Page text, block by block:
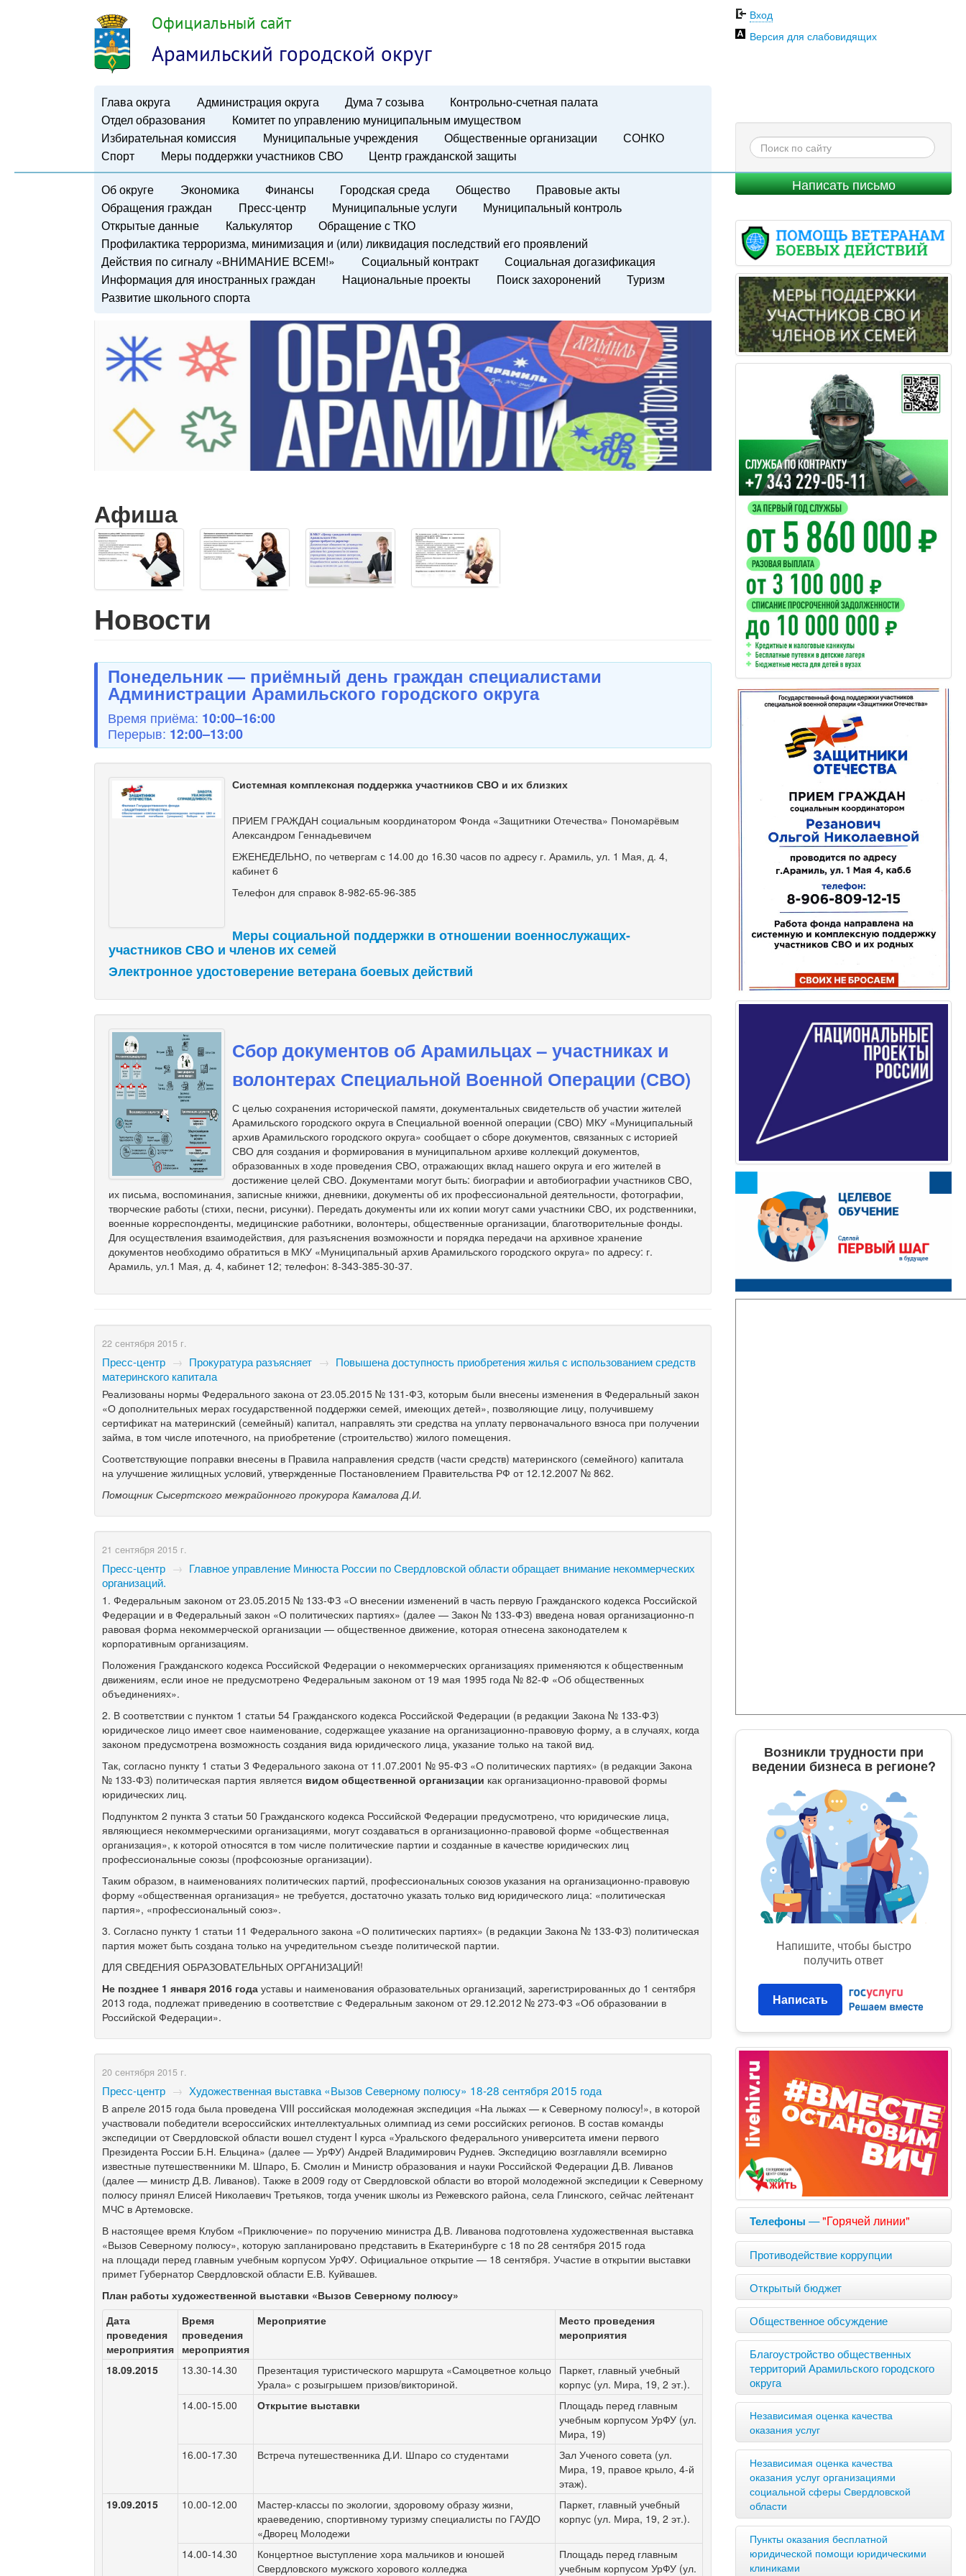
Официальный сайт
Арамильский городской округ
Глава округа Администрация округа Дума 7 созыва
Контрольно-счетная палата
Отдел образования
Комитет по управлению муниципальным имуществом
Избирательная комиссия
Муниципальные учреждения Общественные организации
СОНКО
Спорт
Меры поддержки участников СВО Центр гражданской защиты
Вход
Версия для слабовидящих
Написать письмо
Об округе Экономика Финансы Городская среда Общество
Правовые акты
Обращения граждан
Пресс-центр Муниципальные услуги
Муниципальный контроль
Открытые данные
Калькулятор
Обращение с ТКО
Профилактика терроризма, минимизация и (или) ликвидация последствий его проявлений
Действия по сигналу «ВНИМАНИЕ ВСЕМ!»
Социальный контракт
Социальная догазификация
Информация для иностранных граждан
Национальные проекты Поиск захоронений
Туризм
Развитие школьного спорта
Афиша
Новости
Понедельник — приёмный день граждан специалистами
Администрации Арамильского городского округа
Время приёма: 10:00–16:00
Перерыв: 12:00–13:00
Системная комплексная поддержка участников СВО и их близких
ПРИЕМ ГРАЖДАН социальным координатором Фонда «Защитники Отечества» Пономарёвым
Александром Геннадьевичем
ЕЖЕНЕДЕЛЬНО, по четвергам с 14.00 до 16.30 часов по адресу г. Арамиль, ул. 1 Мая, д. 4,
кабинет 6
Телефон для справок 8-982-65-96-385
Меры социальной поддержки в отношении военнослужащих-
участников СВО и членов их семей
Электронное удостоверение ветерана боевых действий
Сбор документов об Арамильцах – участниках и
волонтерах Специальной Военной Операции (СВО)
С целью сохранения исторической памяти, документальных свидетельств об участии жителей
Арамильского городского округа в Специальной военной операции (СВО) МКУ «Муниципальный
архив Арамильского городского округа» сообщает о сборе документов, связанных с историей
СВО для создания и формирования в муниципальном архиве коллекций документов,
образованных в ходе проведения СВО, отражающих вклад нашего округа и его жителей в
достижение целей СВО. Документами могут быть: биографии и автобиографии участников СВО,
их письма, воспоминания, записные книжки, дневники, документы об их профессиональной деятельности, фотографии,
творческие работы (стихи, песни, рисунки). Передать документы или их копии могут сами участники СВО, их родственники,
военные корреспонденты, медицинские работники, волонтеры, общественные организации, благотворительные фонды.
Для осуществления взаимодействия, для разъяснения возможности и порядка передачи на архивное хранение
документов необходимо обратиться в МКУ «Муниципальный архив Арамильского городского округа» по адресу: г.
Арамиль, ул.1 Мая, д. 4, кабинет 12; телефон: 8-343-385-30-37.
22 сентября 2015 г.
Пресс-центр → Прокуратура разъясняет → Повышена доступность приобретения жилья с использованием средств
материнского капитала
Реализованы нормы Федерального закона от 23.05.2015 № 131-ФЗ, которым были внесены изменения в Федеральный закон
«О дополнительных мерах государственной поддержки семей, имеющих детей», позволяющие лицу, получившему
сертификат на материнский (семейный) капитал, направлять эти средства на уплату первоначального взноса при получении
займа, в том числе ипотечного, на приобретение (строительство) жилого помещения.
Соответствующие поправки внесены в Правила направления средств (части средств) материнского (семейного) капитала
на улучшение жилищных условий, утвержденные Постановлением Правительства РФ от 12.12.2007 № 862.
Помощник Сысертского межрайонного прокурора Камалова Д.И.
21 сентября 2015 г.
Пресс-центр → Главное управление Минюста России по Свердловской области обращает внимание некоммерческих
организаций.
1. Федеральным законом от 23.05.2015 № 133-ФЗ «О внесении изменений в часть первую Гражданского кодекса Российской
Федерации и в Федеральный закон «О политических партиях» (далее — Закон № 133-ФЗ) введена новая организационно-п
равовая форма некоммерческой организации — общественное движение, которая отнесена законодателем к
корпоративным организациям.
Положения Гражданского кодекса Российской Федерации о некоммерческих организациях применяются к общественным
движениям, если иное не предусмотрено Федеральным законом от 19 мая 1995 года №82-Ф «Об общественных
объединениях».
2. В соответствии с пунктом 1 статьи 54 Гражданского кодекса Российской Федерации (в редакции Закона № 133-ФЗ)
юридическое лицо имеет свое наименование, содержащее указание на организационно-правовую форму, а в случаях, когда
законом предусмотрена возможность создания вида юридического лица, указание только на такой вид.
Так, согласно пункту 1 статьи 3 Федерального закона от 11.07.2001 №95-ФЗ «О политических партиях» (в редакции Закона
№ 133-ФЗ) политическая партия является видом общественной организации как организационно-правовой формы
юридических лиц.
Подпунктом 2 пункта 3 статьи 50 Гражданского кодекса Российской Федерации предусмотрено, что юридические лица,
являющиеся некоммерческими организациями, могут создаваться в организационно-правовой форме «общественная
организация», к которой относятся в том числе политические партии и созданные в качестве юридических лиц
профессиональные союзы (профсоюзные организации).
Таким образом, в наименованиях политических партий, профессиональных союзов указания на организационно-правовую
форму «общественная организация» не требуется, достаточно указать только вид юридического лица: «политическая
партия», «профессиональный союз».
3. Согласно пункту 1 статьи 11 Федерального закона «О политических партиях» (в редакции Закона № 133-ФЗ) политическая
партия может быть создана только на учредительном съезде политической партии.
ДЛЯ СВЕДЕНИЯ ОБРАЗОВАТЕЛЬНЫХ ОРГАНИЗАЦИЙ!
Не позднее 1 января 2016 года уставы и наименования образовательных организаций, зарегистрированных до 1 сентября
2013 года, подлежат приведению в соответствие с Федеральным законом от 29.12.2012 №273-ФЗ «Об образовании в
Российской Федерации».
20 сентября 2015 г.
Пресс-центр → Художественная выставка «Вызов Северному полюсу» 18-28 сентября 2015 года
В апреле 2015 года была проведена VIII российская молодежная экспедиция «На лыжах — к Северному полюсу!», в которой
участвовали победители всероссийских интеллектуальных олимпиад из семи российских регионов. В состав команды
экспедиции от Свердловской области вошел студент I курса «Уральского федерального университета имени первого
Президента России Б.Н. Ельцина» (далее — УрФУ) Андрей Владимирович Руднев. Экспедицию возглавляли всемирно
известные путешественники М. Шпаро, Б. Смолин и Министр образования и науки Российской Федерации Д.В. Ливанов
(далее — министр Д.В. Ливанов). Также в 2009 году от Свердловской области во второй молодежной экспедиции к Северному
полюсу принял Елисей Николаевич Третьяков, тогда ученик школы из Режевского района, села Глинского, сейчас лейтенант
МЧС в Артемовске.
В настоящее время Клубом «Приключение» по поручению министра Д.В. Ливанова подготовлена художественная выставка
«Вызов Северному полюсу», которую запланировано представить в Екатеринбурге с 18 по 28 сентября 2015 года
на площади перед главным учебным корпусом УрФУ. Официальное открытие — 18 сентября. Участие в открытии выставки
примет Губернатор Свердловской области Е.В. Куйвашев.
План работы художественной выставки «Вызов Северному полюсу»
Дата
проведения
мероприятия
Время
проведения
мероприятия
Мероприятие
Место проведения
мероприятия
18.09.2015 13.30-14.30
Презентация туристического маршрута «Самоцветное кольцо
Урала» с розыгрышем призов/викториной.
Паркет, главный учебный
корпус (ул. Мира, 19, 2 эт.).
14.00-15.00
Открытие выставки
Площадь перед главным
учебным корпусом УрФУ (ул.
Мира, 19)
16.00-17.30
Встреча путешественника Д.И. Шпаро со студентами
Зал Ученого совета (ул.
Мира, 19, правое крыло,4-й
этаж).
19.09.2015
10.00-12.00
Мастер-классы по экологии, здоровому образу жизни,
краеведению, спортивному туризму специалисты по ГАУДО
«Дворец Молодежи
Паркет, главный учебный
корпус (ул. Мира, 19, 2 эт.).
14.00-14.30
Концертное выступление хора мальчиков и юношей
Свердловского мужского хорового колледжа
Площадь перед главным
учебным корпусом УрФУ (ул.
Возникли трудности при
ведении бизнеса в регионе?
Напишите, чтобы быстро
получить ответ
Написать
Телефоны —"Горячей линии"
Противодействие коррупции
Открытый бюджет
Общественное обсуждение
Благоустройство общественных
территорий Арамильского городского
округа
Независимая оценка качества
оказания услуг
Независимая оценка качества
оказания услуг организациями
социальной сферы Свердловской
области
Пункты оказания бесплатной
юридической помощи юридическими
клиниками